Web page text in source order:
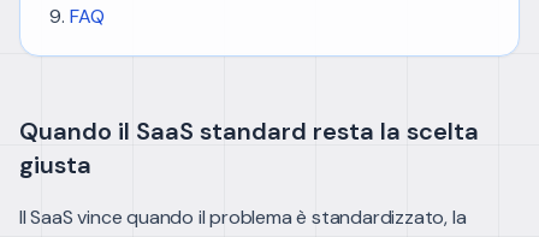
FAQ
Quando il SaaS standard resta la scelta
giusta
Il SaaS vince quando il problema è standardizzato, la